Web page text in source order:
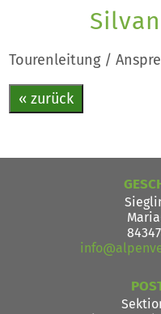
Tourenleitung /
« zurück